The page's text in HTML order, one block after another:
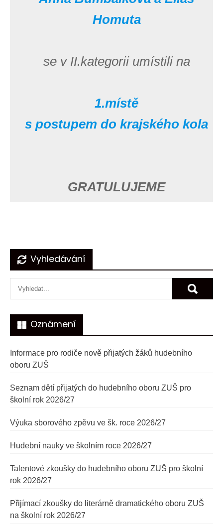
Homuta
se v II.kategorii umístili na
1.místě
s postupem do krajského kola
GRATULUJEME
Navigace
pro
příspěvek
Vyhledávání
Oznámení
Informace pro rodiče nově přijatých žáků hudebního
oboru ZUŠ
Seznam dětí přijatých do hudebního oboru ZUŠ pro
školní rok 2026/27
Výuka sborového zpěvu ve šk. roce 2026/27
Hudební nauky ve školním roce 2026/27
Talentové zkoušky do hudebního oboru ZUŠ pro školní
rok 2026/27
Přijímací zkoušky do literárně dramatického oboru ZUŠ
na školní rok 2026/27